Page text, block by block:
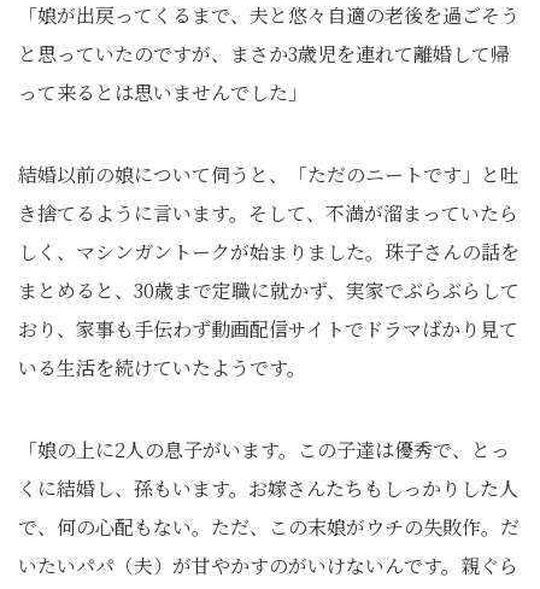
「娘が出戻ってくるまで、夫と悠々自適の老後を過ごそう
と思っていたのですが、まさか3歳児を連れて離婚して帰
って来るとは思いませんでした」
結婚以前の娘について伺うと、「ただのニートです」と吐
き捨てるように言います。そして、不満が溜まっていたら
しく、マシンガントークが始まりました。珠子さんの話を
まとめると、30歳まで定職に就かず、実家でぶらぶらして
おり、家事も手伝わず動画配信サイトでドラマばかり見て
いる生活を続けていたようです。
「娘の上に2人の息子がいます。この子達は優秀で、とっ
くに結婚し、孫もいます。お嫁さんたちもしっかりした人
で、何の心配もない。ただ、この末娘がウチの失敗作。だ
いたいパパ（夫）が甘やかすのがいけないんです。親ぐら